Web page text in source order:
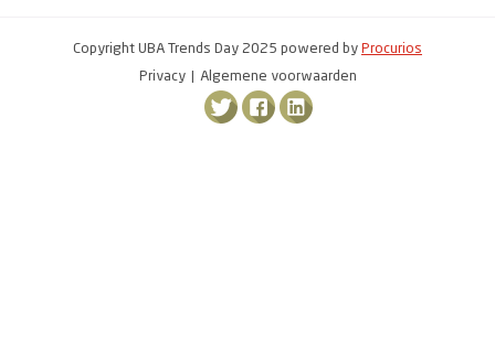
Copyright UBA Trends Day 2025 powered by Procurios
Privacy
Algemene voorwaarden